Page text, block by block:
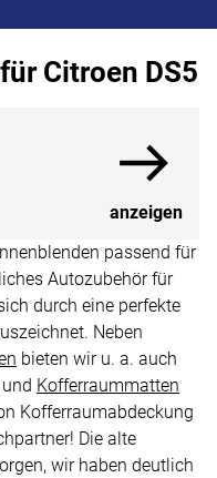
Citroen DS5
anzeigen
passend für
Autozubehör für
durch eine perfekte
Neben
bieten wir u. a. auch
Kofferraummatten
Kofferraumabdeckung
Die alte
wir haben deutlich